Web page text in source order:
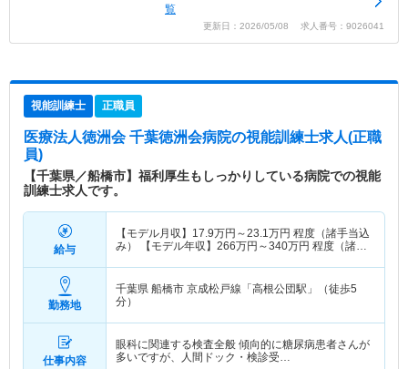
覧
更新日：2026/05/08 求人番号：9026041
視能訓練士 正職員
医療法人徳洲会 千葉徳洲会病院の視能訓練士求人(正職
員)
【千葉県／船橋市】福利厚生もしっかりしている病院での視能
訓練士求人です。
給与
【モデル月収】 17.9万円～23.1万円 程度（諸手当込
み） 【モデル年収】 266万円～340万円 程度（諸手
勤務地
千葉県 船橋市 京成松戸線「高根公団駅」（徒歩5
分）
仕事内容
眼科に関連する検査全般 傾向的に糖尿病患者さんが
多いですが、人間ドック・検診受…